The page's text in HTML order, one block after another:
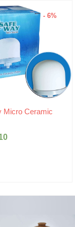
- 6%
Micro Ceramic
Current
৳310.